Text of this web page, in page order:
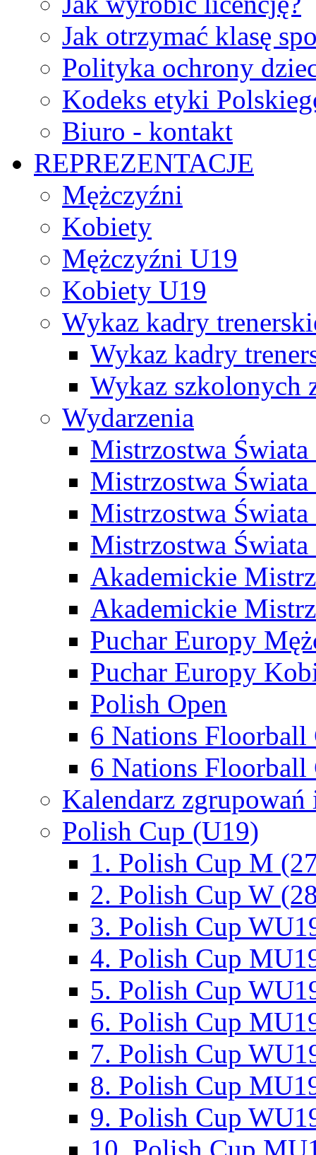
Jak otrzymać klasę
Polityka ochrony
Kodeks etyki
Biuro - kontakt
REPREZENTACJE
Mężczyźni
Kobiety
Mężczyźni U19
Kobiety U19
Wykaz kadry
Wykaz kadry
Wykaz szkolonych
Wydarzenia
Mistrzostwa
Mistrzostwa
Mistrzostwa
Mistrzostwa
Akademickie
Akademickie
Puchar Europy
Puchar Europy
Polish Open
6 Nations Floorball
6 Nations Floorball
Kalendarz
Polish Cup (U19)
1. Polish Cup M
2. Polish Cup W
3. Polish Cup
4. Polish Cup
5. Polish Cup
6. Polish Cup
7. Polish Cup
8. Polish Cup
9. Polish Cup
10. Polish Cup